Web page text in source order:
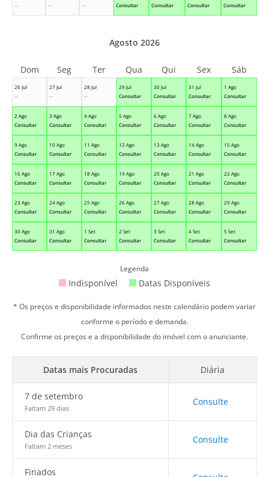
--
--
--
Consultar
Consultar
Consultar
Consultar
26 Jul
--
27 Jul
--
28 Jul
--
29 Jul
Consultar
30 Jul
Consultar
31 Jul
Consultar
1 Ago
Consultar
2 Ago
Consultar
3 Ago
Consultar
4 Ago
Consultar
5 Ago
Consultar
6 Ago
Consultar
7 Ago
Consultar
8 Ago
Consultar
9 Ago
Consultar
10 Ago
Consultar
11 Ago
Consultar
12 Ago
Consultar
13 Ago
Consultar
14 Ago
Consultar
15 Ago
Consultar
16 Ago
Consultar
17 Ago
Consultar
18 Ago
Consultar
19 Ago
Consultar
20 Ago
Consultar
21 Ago
Consultar
22 Ago
Consultar
23 Ago
Consultar
24 Ago
Consultar
25 Ago
Consultar
26 Ago
Consultar
27 Ago
Consultar
28 Ago
Consultar
29 Ago
Consultar
30 Ago
Consultar
31 Ago
Consultar
1 Set
Consultar
2 Set
Consultar
3 Set
Consultar
4 Set
Consultar
5 Set
Consultar
Agosto 2026
Dom Seg Ter Qua Qui Sex Sáb
Legenda
Indisponível Datas Disponíveis
* Os preços e disponibilidade informados neste calendário podem variar
conforme o período e demanda.
Confirme os preços e a disponibilidade do imóvel com o anunciante.
Datas mais Procuradas Diária
7 de setembro
Faltam 29 dias
Consulte
Dia das Crianças
Faltam 2 meses
Consulte
Finados